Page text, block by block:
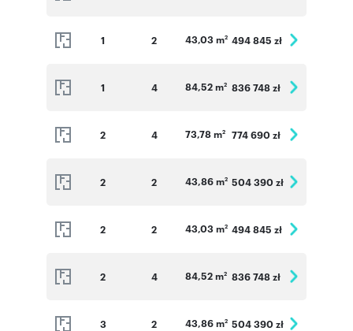
1 2 43,03 m2 494 845 zł
1 4 84,52 m2 836 748 zł
2 4 73,78 m2 774 690 zł
2 2 43,86 m2 504 390 zł
2 2 43,03 m2 494 845 zł
2 4 84,52 m2 836 748 zł
3 2 43,86 m2 504 390 zł